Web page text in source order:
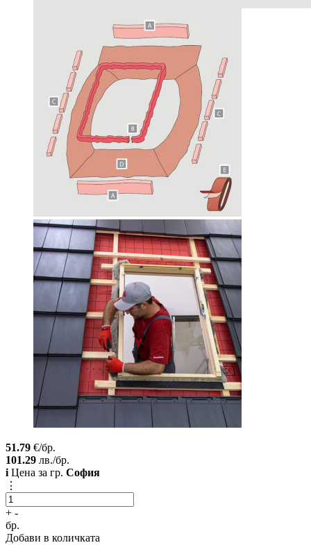
51.79 €/бр.
101.29 лв./бр.
i Цена за гр. София
⋮
+ -
бр.
Добави в количката